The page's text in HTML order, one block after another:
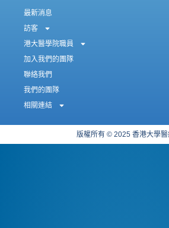
最新消息
訪客
港大醫學院職員
加入我們的團隊
聯絡我們
我們的團隊
相關連結
版權所有 © 2025 香港大學